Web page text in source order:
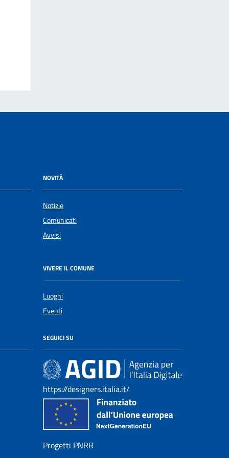
NOVITÀ
Notizie
Comunicati
Avvisi
VIVERE IL COMUNE
Luoghi
Eventi
SEGUICI SU
https://designers.italia.it/
Progetti PNRR